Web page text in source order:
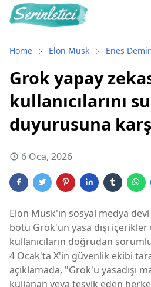
Home Elon Musk Enes
Grok yapay
kullanıcılarını
duyurusuna
6 Oca, 2026
Elon Musk'ın sosyal medya
botu Grok'un yasa dışı
kullanıcıların doğrudan
4 Ocak'ta X'in güvenlik ekibi
açıklamada, "Grok'u yasadışı
kullanan veya teşvik eden